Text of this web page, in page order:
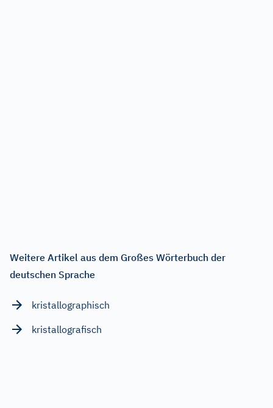
Weitere Artikel aus dem Großes Wörterbuch der
deutschen Sprache
kristallographisch
kristallografisch